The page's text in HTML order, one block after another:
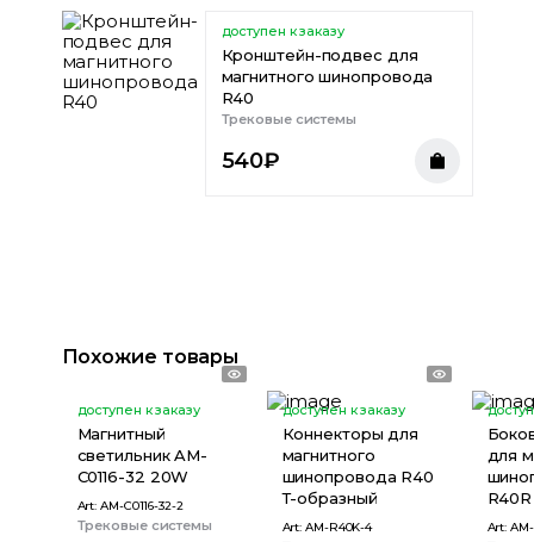
доступен к заказу
Кронштейн-подвес для
магнитного шинопровода
R40
Трековые системы
540₽
Похожие товары
доступен к заказу
Магнитный
светильник AM-
C0116-32 20W
Art: AM-C0116-32-2
Трековые системы
доступен к заказу
Коннекторы для
магнитного
шинопровода R40
Т-образный
Art: AM-R40K-4
для
R40R
Art: